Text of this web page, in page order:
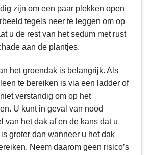
zijn om een paar plekken open
tegels neer te leggen om op
u de rest van het sedum met rust
aan de plantjes.
het groendak is belangrijk. Als
te bereiken is via een ladder of
verstandig om op het
U kunt in geval van nood
van het dak af en de kans dat u
groter dan wanneer u het dak
Neem daarom geen risico’s